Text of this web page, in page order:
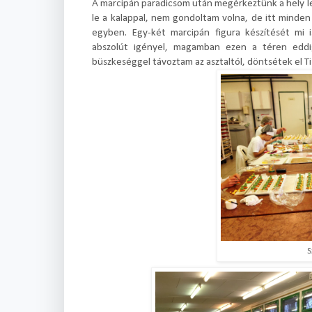
A marcipán paradicsom után megérkeztünk a hely
le a kalappal, nem gondoltam volna, de itt
egyben. Egy-két marcipán figura készítését
abszolút igényel, magamban ezen a téren
büszkeséggel távoztam az asztaltól, döntsétek el